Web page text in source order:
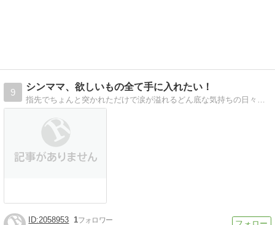
9
シンママ、欲しいもの全て手に入れたい！
2058953 1